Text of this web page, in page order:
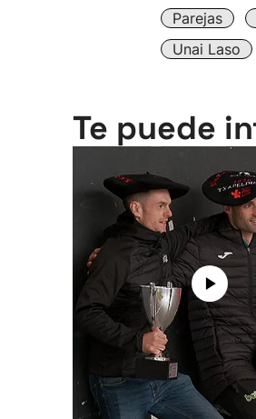
Parejas
Unai Laso
Te puede